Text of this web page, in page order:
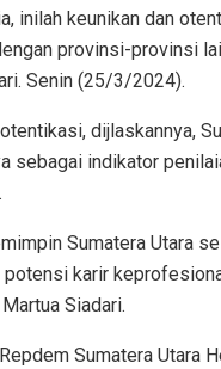
inilah keunikan dan
provinsi-provinsi
Senin (25/3/2024).
dijlaskannya,
sebagai indikator
Sumatera Utara
potensi karir
Siadari.
Sumatera Utara